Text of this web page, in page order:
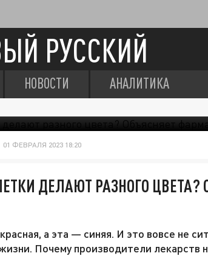
РУССКИЙ
НОВОСТИ АНАЛИТИКА
01 ФЕВРАЛЯ 2023 18:20
ДЕЛАЮТ РАЗНОГО ЦВЕТА?
а эта — синяя. И это вовсе не
Почему производители лекарств